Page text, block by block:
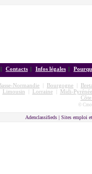
| Contacts | Infos légales |
Normandie Bourgogne
Limousin Lorraine|
Midi-
©
Adenclassifieds | Sites emploi